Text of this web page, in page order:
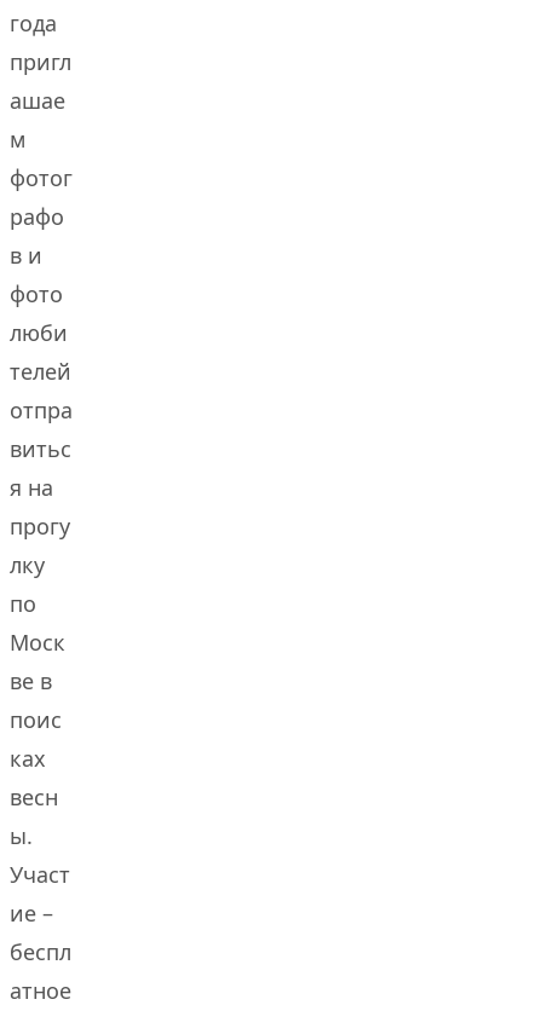
года
пригл
ашае
м
фотог
рафо
в и
фото
люби
телей
отпра
витьс
я на
прогу
лку
по
Моск
ве в
поис
ках
весн
ы.
Участ
ие –
беспл
атное